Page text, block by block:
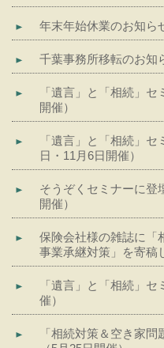
年末年始休業のお知ら
千葉事務所移転のお知
「遺言」と「相続」
開催）
「遺言」と「相続」
日・11月6日開催）
そうぞくセミナーに登
開催）
保険会社様の雑誌に「
事業承継対策」を寄稿
「遺言」と「相続」
催）
「相続対策＆空き家